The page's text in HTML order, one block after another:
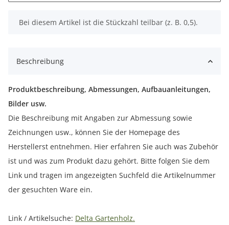
x
Bei diesem Artikel ist die Stückzahl teilbar (z. B. 0,5).
Beschreibung
Produktbeschreibung, Abmessungen, Aufbauanleitungen,
Bilder usw.
Die Beschreibung mit Angaben zur Abmessung sowie
Zeichnungen usw., können Sie der Homepage des
Herstellerst entnehmen. Hier erfahren Sie auch was Zubehör
ist und was zum Produkt dazu gehört. Bitte folgen Sie dem
Link und tragen im angezeigten Suchfeld die Artikelnummer
der gesuchten Ware ein.
Link / Artikelsuche: Delta Gartenholz.